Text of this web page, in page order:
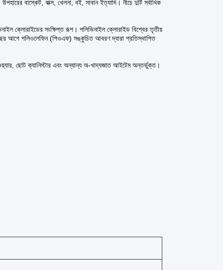
বাস্কেট, বাক্স, খেলনা, বই, সাবান ইত্যাদি। নীচে দুটি সর্বাধিক
ক্লোরাইডের সংক্ষিপ্ত রূপ। পলিভিনাইল ক্লোরাইড বিশ্বের তৃতীয়
বছর আগে পলিওলেফিন (পিওএফ) সঙ্কুচিত আবরণ দ্বারা প্রতিস্থাপিত
ছোট ক্যানিস্টার এবং অন্যান্য অ-খাদ্যজাত আইটেম অন্তর্ভুক্ত।